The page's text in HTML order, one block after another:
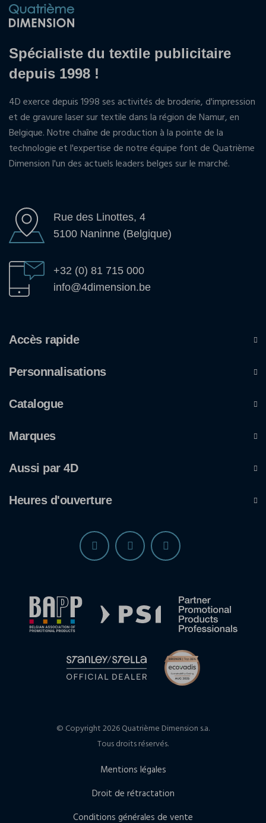
Spécialiste du textile publicitaire
depuis 1998 !
4D exerce depuis 1998 ses activités de broderie, d'impression
et de gravure laser sur textile dans la région de Namur, en
Belgique. Notre chaîne de production à la pointe de la
technologie et l'expertise de notre équipe font de Quatrième
Dimension l'un des actuels leaders belges sur le marché.
Rue des Linottes, 4
5100 Naninne (Belgique)
+32 (0) 81 715 000
info@4dimension.be
Accès rapide
Personnalisations
Catalogue
Marques
Aussi par 4D
Heures d'ouverture
© Copyright 2026 Quatrième Dimension s.a.
Tous droits réservés.
Mentions légales
Droit de rétractation
Conditions générales de vente